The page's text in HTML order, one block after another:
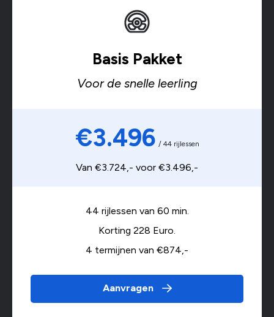
Basis Pakket
Voor de snelle leerling
€3.496 / 44 rijlessen
Van €3.724,- voor €3.496,-
44 rijlessen van 60 min.
Korting 228 Euro.
4 termijnen van €874,-
Aanvragen